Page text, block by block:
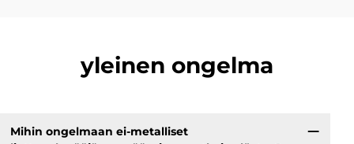
yleinen ongelma
Mihin ongelmaan ei-metalliset